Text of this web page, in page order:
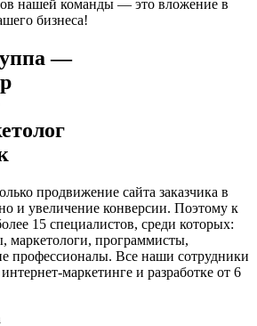
нашей команды — это вложение в
бизнеса!
—
продвижение сайта заказчика в
и увеличение конверсии. Поэтому к
15 специалистов, среди которых:
маркетологи, программисты,
профессионалы. Все наши сотрудники
маркетинге и разработке от 6